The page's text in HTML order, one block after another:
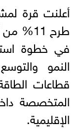
أعلنت قرة
طرح
في خطوة
النمو
قطاعات
المتخصصة
الإقليمية.